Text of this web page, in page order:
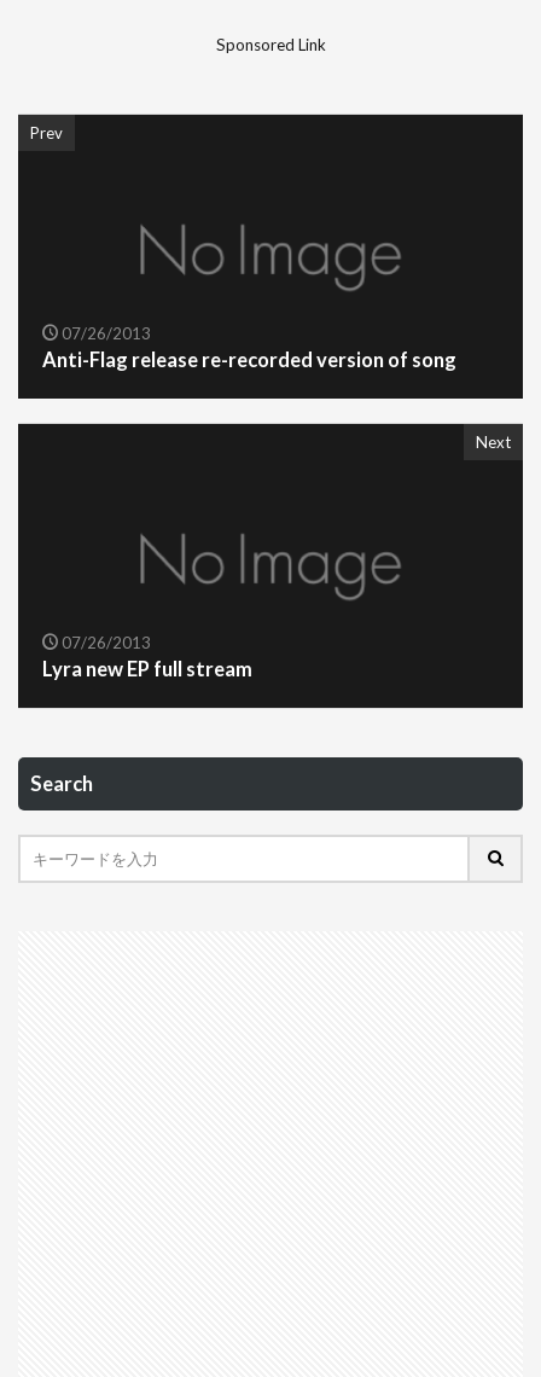
Sponsored Link
Prev
07/26/2013
Anti-Flag release re-recorded version of song
Next
07/26/2013
Lyra new EP full stream
Search